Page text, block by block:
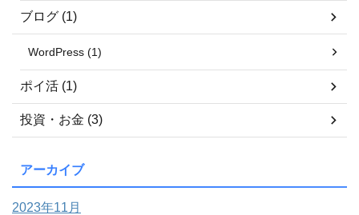
ブログ (1)
WordPress (1)
ポイ活 (1)
投資・お金 (3)
アーカイブ
2023年11月